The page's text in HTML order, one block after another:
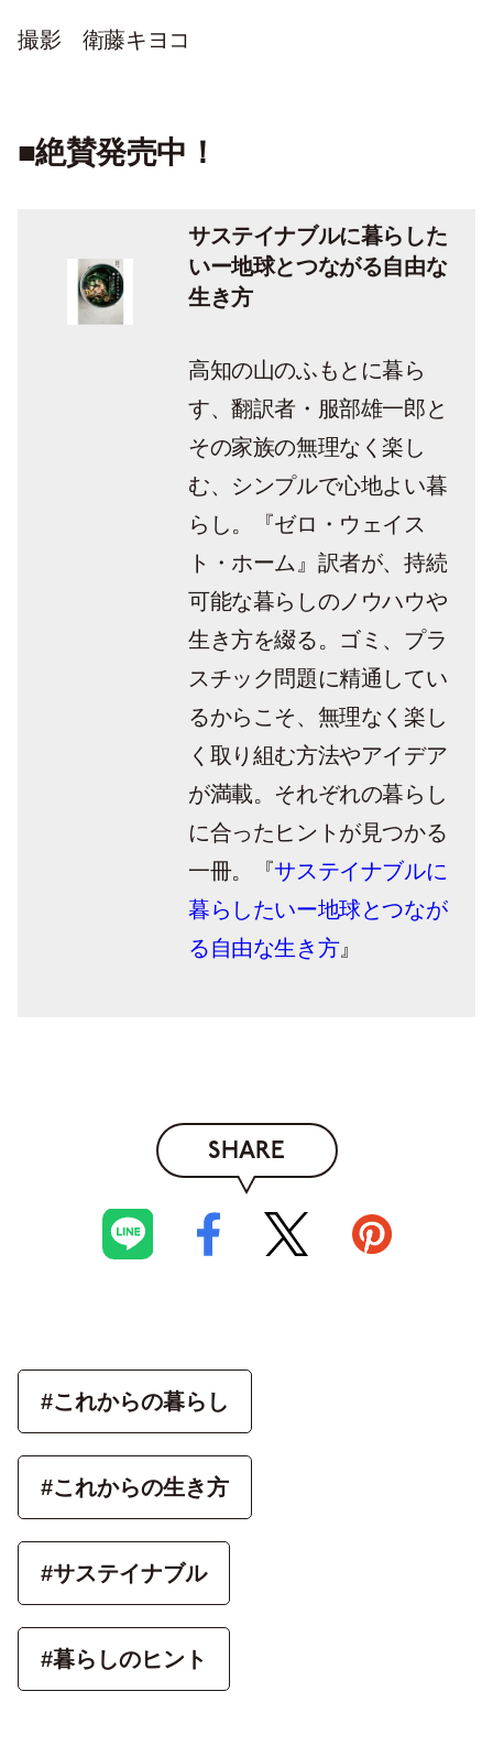
撮影 衛藤キヨコ
■絶賛発売中！
サステイナブルに暮らした
いー地球とつながる自由な
生き方
高知の山のふもとに暮ら
す、翻訳者・服部雄一郎と
その家族の無理なく楽し
む、シンプルで心地よい暮
らし。『ゼロ・ウェイス
ト・ホーム』訳者が、持続
可能な暮らしのノウハウや
生き方を綴る。ゴミ、プラ
スチック問題に精通してい
るからこそ、無理なく楽し
く取り組む方法やアイデア
が満載。それぞれの暮らし
に合ったヒントが見つかる
一冊。『サステイナブルに
暮らしたいー地球とつなが
る自由な生き方』
SHARE
#これからの暮らし
#これからの生き方
#サステイナブル
#暮らしのヒント